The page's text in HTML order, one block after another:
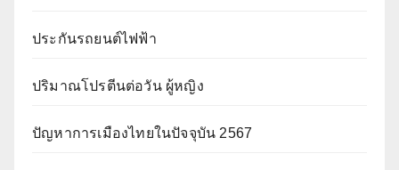
ประกันรถยนต์ไฟฟ้า
ปริมาณโปรตีนต่อวัน ผู้หญิง
ปัญหาการเมืองไทยในปัจจุบัน 2567